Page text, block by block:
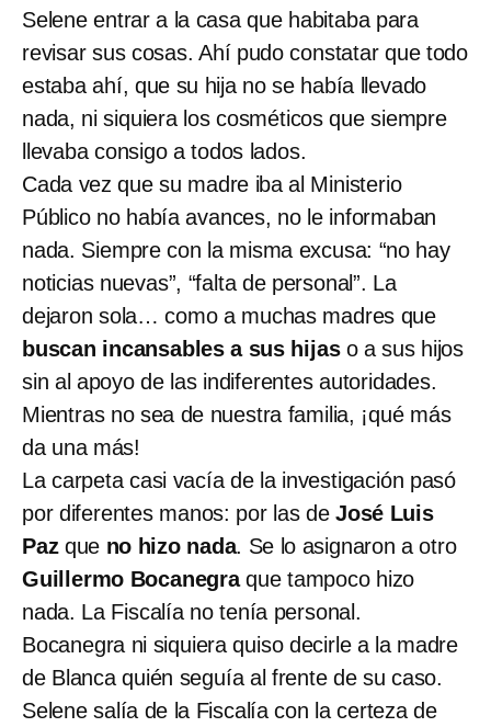
Selene entrar a la casa que habitaba para
revisar sus cosas. Ahí pudo constatar que todo
estaba ahí, que su hija no se había llevado
nada, ni siquiera los cosméticos que siempre
llevaba consigo a todos lados.
Cada vez que su madre iba al Ministerio
Público no había avances, no le informaban
nada. Siempre con la misma excusa: “no hay
noticias nuevas”, “falta de personal”. La
dejaron sola… como a muchas madres que
buscan incansables a sus hijaso a sus hijos
sin al apoyo de las indiferentes autoridades.
Mientras no sea de nuestra familia, ¡qué más
da una más!
La carpeta casi vacía de la investigación pasó
por diferentes manos: por las de José Luis
Pazque no hizo nada. Se lo asignaron a otro
Guillermo Bocanegraque tampoco hizo
nada. La Fiscalía no tenía personal.
Bocanegra ni siquiera quiso decirle a la madre
de Blanca quién seguía al frente de su caso.
Selene salía de la Fiscalía con la certeza de